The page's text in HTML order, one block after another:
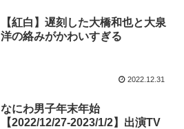
【紅白】遅刻した大橋和也と大泉
洋の絡みがかわいすぎる
2022.12.31
なにわ男子年末年始
【2022/12/27-2023/1/2】出演TV